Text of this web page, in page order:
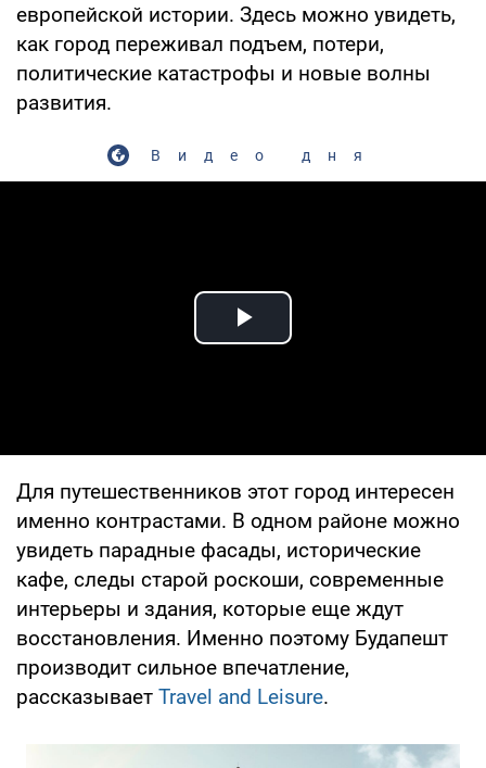
европейской истории. Здесь можно увидеть,
как город переживал подъем, потери,
политические катастрофы и новые волны
развития.
Видео дня
Play Video
Для путешественников этот город интересен
именно контрастами. В одном районе можно
увидеть парадные фасады, исторические
кафе, следы старой роскоши, современные
интерьеры и здания, которые еще ждут
восстановления. Именно поэтому Будапешт
производит сильное впечатление,
рассказывает Travel and Leisure.